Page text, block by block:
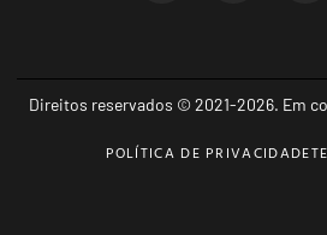
Direitos reservados © 2021-2026. Em
POLÍTICA DE PRIVACIDADE